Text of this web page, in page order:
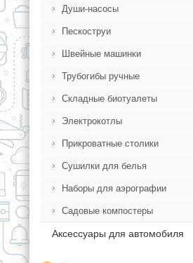
Души-насосы
Пескоструи
Швейные машинки
Трубогибы ручные
Складные биотуалеты
Электрокотлы
Прикроватные столики
Сушилки для белья
Наборы для аэрографии
Садовые компостеры
Аксессуары для автомобиля